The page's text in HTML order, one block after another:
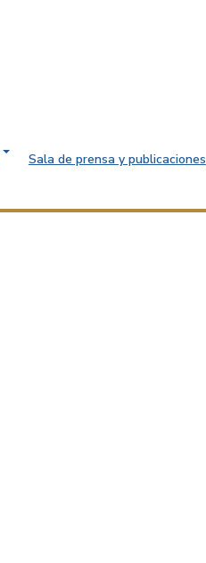
Sala de prensa y publicaciones